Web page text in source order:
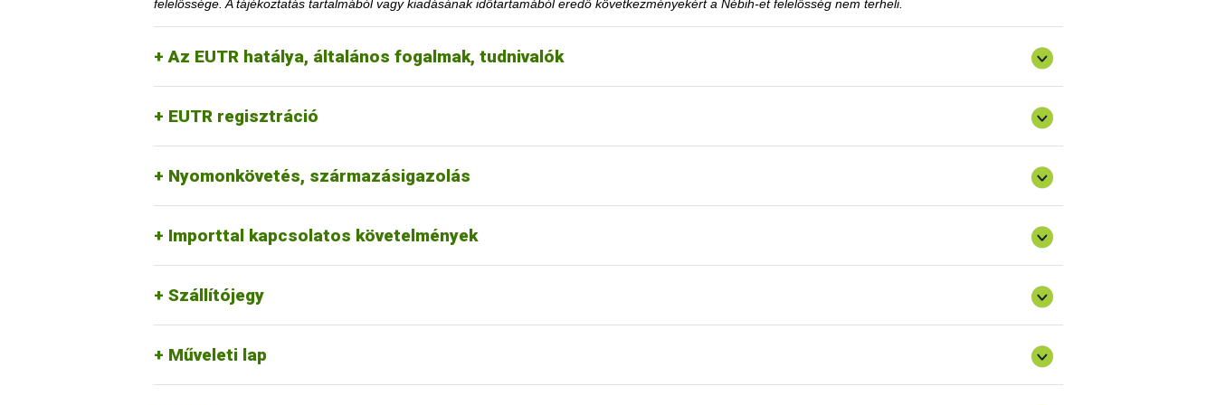
felelőssége. A tájékoztatás tartalmából vagy kiadásának időtartamából eredő következményekért a Nébih-et felelősség nem terheli.
Az EUTR hatálya, általános fogalmak, tudnivalók
EUTR regisztráció
Nyomonkövetés, származásigazolás
Importtal kapcsolatos követelmények
Szállítójegy
Műveleti lap
1. Mennyi idő múlva kerülhetek le a honlapon közzétett jogsértések listájáról?
A közzétételtől számított ötödik év leteltekor. A tevékenység korlátozásra utaló határozati részt hamarabb is el lehet távolítani, amennyiben az ügyfél
igazolja, hogy a korlátozás megszüntetéséhez szükséges feltételt teljesítette.
2. Erdővédelmi bírság kiszabása esetén fordulhatok-e a hatósághoz méltányossági kérelemmel?